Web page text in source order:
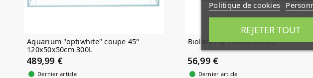
Aquarium "optiwhite" coupe 45°
120x50x50cm 300L
489,99 €
Dernier article
Biolark my-180 terrarium
56,99 €
Dernier article
Politique de cookies
REJETER TOUT